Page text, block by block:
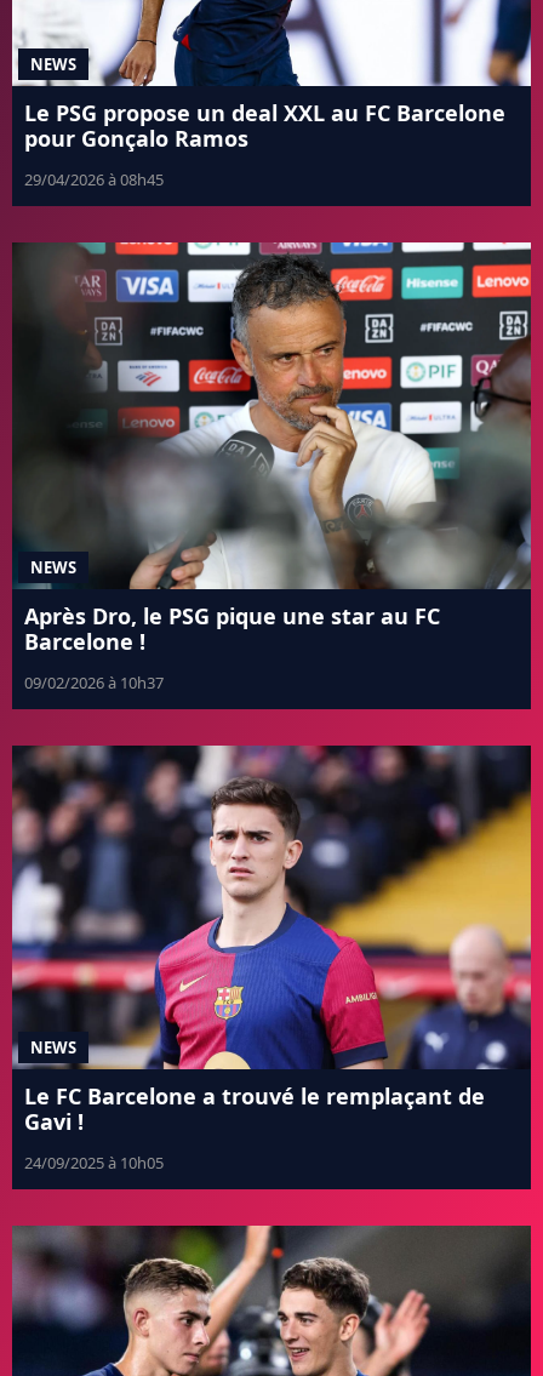
NEWS
Le PSG propose un deal XXL au FC Barcelone
pour Gonçalo Ramos
29/04/2026 à 08h45
NEWS
Après Dro, le PSG pique une star au FC
Barcelone !
09/02/2026 à 10h37
NEWS
Le FC Barcelone a trouvé le remplaçant de
Gavi !
24/09/2025 à 10h05